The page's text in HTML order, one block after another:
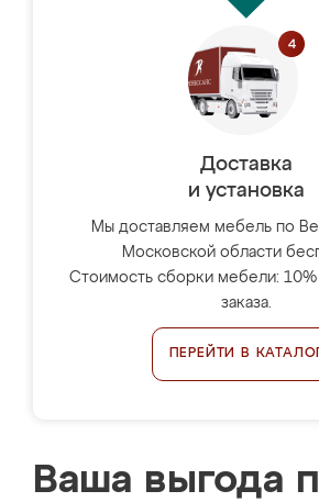
Доставка
и установка
Мы доставляем мебель по
Московской области
Стоимость сборки мебели: 10%
заказа.
ПЕРЕЙТИ В
Ваша выгода